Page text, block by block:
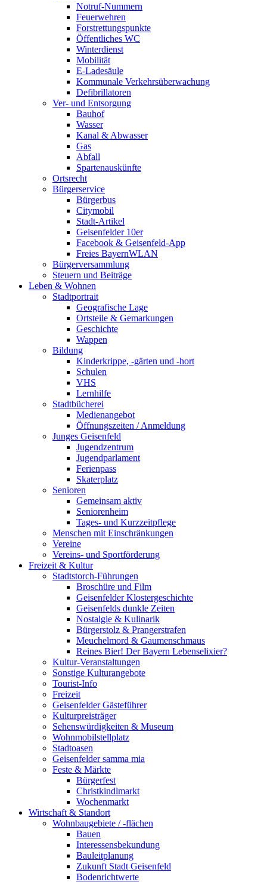
Notruf-Nummern
Feuerwehren
Forstrettungspunkte
Öffentliches WC
Winterdienst
Mobilität
E-Ladesäule
Kommunale Verkehrsüberwachung
Defibrillatoren
Ver- und Entsorgung
Bauhof
Wasser
Kanal & Abwasser
Gas
Abfall
Spartenauskünfte
Ortsrecht
Bürgerservice
Bürgerbus
Citymobil
Stadt-Artikel
Geisenfelder 10er
Facebook & Geisenfeld-App
Freies BayernWLAN
Bürgerversammlung
Steuern und Beiträge
Leben & Wohnen
Stadtportrait
Geografische Lage
Ortsteile & Gemarkungen
Geschichte
Wappen
Bildung
Kinderkrippe, -gärten und -hort
Schulen
VHS
Lernhilfe
Stadtbücherei
Medienangebot
Öffnungszeiten / Anmeldung
Junges Geisenfeld
Jugendzentrum
Jugendparlament
Ferienpass
Skaterplatz
Senioren
Gemeinsam aktiv
Seniorenheim
Tages- und Kurzzeitpflege
Menschen mit Einschränkungen
Vereine
Vereins- und Sportförderung
Freizeit & Kultur
Stadtstorch-Führungen
Broschüre und Film
Geisenfelder Klostergeschichte
Geisenfelds dunkle Zeiten
Nostalgie & Kulinarik
Bürgerstolz & Prangerstrafen
Meuchelmord & Gaumenschmaus
Reines Bier! Der Bayern Lebenselixier?
Kultur-Veranstaltungen
Sonstige Kulturangebote
Tourist-Info
Freizeit
Geisenfelder Gästeführer
Kulturpreisträger
Sehenswürdigkeiten & Museum
Wohnmobilstellplatz
Stadtoasen
Geisenfelder samma mia
Feste & Märkte
Bürgerfest
Christkindlmarkt
Wochenmarkt
Wirtschaft & Standort
Wohnbaugebiete / -flächen
Bauen
Interessensbekundung
Bauleitplanung
Zukunft Stadt Geisenfeld
Bodenrichtwerte